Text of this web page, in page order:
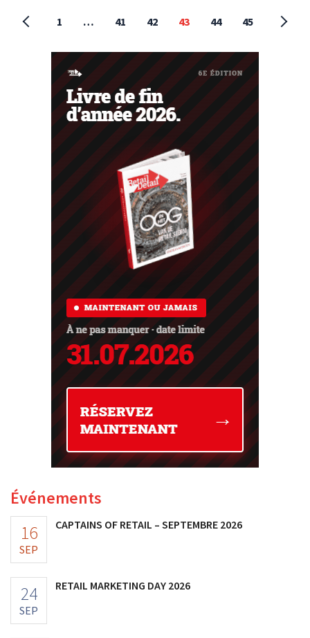
1 … 41 42 43 44 45
Événements
16
SEP
CAPTAINS OF RETAIL – SEPTEMBRE 2026
24
SEP
RETAIL MARKETING DAY 2026